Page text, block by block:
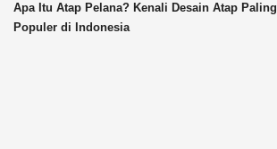
Apa Itu Atap Pelana? Kenali Desain Atap Paling
Populer di Indonesia